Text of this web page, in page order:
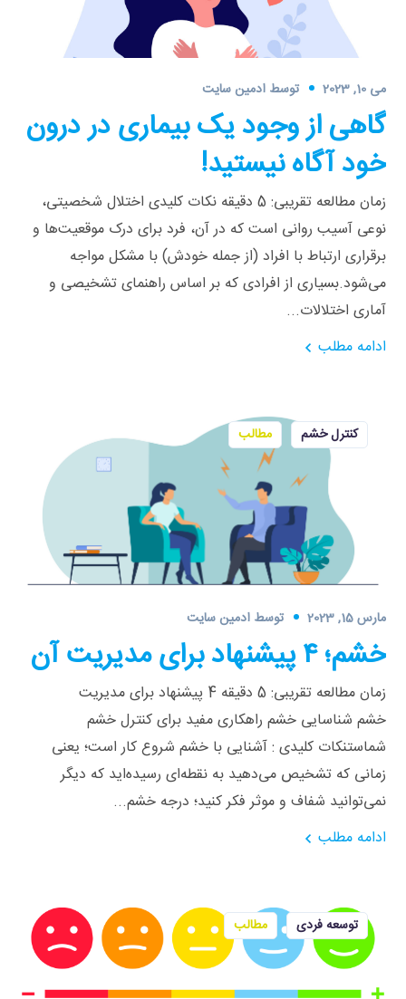
می 10, 2023 توسطادمین سایت
گاهی از وجود یک بیماری در درون
خود آگاه نیستید!
زمان مطالعه تقریبی: 5 دقیقه نکات کلیدی اختلال شخصیتی،
نوعی آسیب روانی است که در آن، فرد برای درک موقعیت‌ها و
برقراری ارتباط با افراد (از جمله خودش) با مشکل مواجه
می‌شود.بسیاری از افرادی که بر اساس راهنمای تشخیصی و
آماری اختلالات...
ادامه مطلب
کنترل خشم مطالب
مارس 15, 2023 توسطادمین سایت
خشم؛ ۴ پیشنهاد برای مدیریت آن
زمان مطالعه تقریبی: 5 دقیقه 4 پیشنهاد برای مدیریت
خشم شناسایی خشم راهکاری مفید برای کنترل خشم
شماستنکات کلیدی : آشنایی با خشم شروع کار است؛ یعنی
زمانی که تشخیص می‌دهید به نقطه‌ای رسیده‌اید که دیگر
نمی‌توانید شفاف و موثر فکر کنید؛ درجه خشم...
ادامه مطلب
توسعه فردی مطالب